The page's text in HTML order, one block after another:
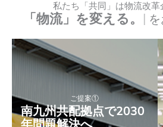
私たち「共同」は物流改革
そして、「未来」
ご提案①